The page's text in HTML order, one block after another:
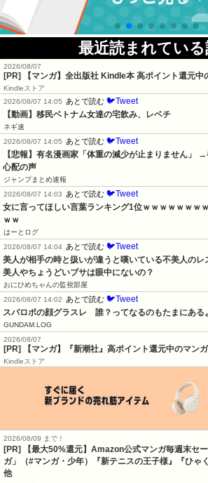
最近読まれている
2026/08/07
[PR] 【マンガ】全出版社 Kindle本 高ポイント還元中
Kindleストア
2026/08/07 14:05
あとで読む 🐦Tweet
【動画】移民ベトナム女達の宅飲み、レベチ
ネギ速
2026/08/07 14:05
あとで読む 🐦Tweet
【悲報】有名漫画家「体重の減少が止まりません」
心配の声
ジャンプまとめ速報
2026/08/07 14:03
あとで読む 🐦Tweet
女に言ってほしい言葉ランキング1位ｗｗｗｗｗｗｗ
ｗｗ
はーとログ
2026/08/07 14:04 あとで読む 🐦Tweet
美人が相手の時と扱いが違うと嘆いている不美人の
美人やちょうどいブサは眼中にないの？
おにひめちゃんの監視部屋
2026/08/07 14:02
あとで読む 🐦Tweet
スパロボの顔グラスレ　誰？ってなるのもたまにある
GUNDAM.LOG
2026/08/07
[PR] 【マンガ】『新潮社』高ポイント還元中のマン
Kindleストア
2026/08/09 まで！
[PR]
【最大50%還元】Amazon公式マンガ毎週末セ
ガ」（#マンガ・少年）『新テニスの王子様』『ひゃ
他